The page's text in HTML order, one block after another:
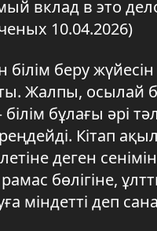
вклад в это
10.04.2026)
беру
Жалпы, осылай
білім бұлағы әрі
Кітап
деген сенімін
бөлігіне,
міндетті деп